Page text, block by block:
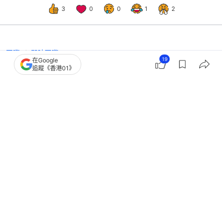
3 0 0 1 2
國際 即時國際
英國王室｜梅根IG分享一家四口歐洲度
在Google
追蹤《香港01》
19